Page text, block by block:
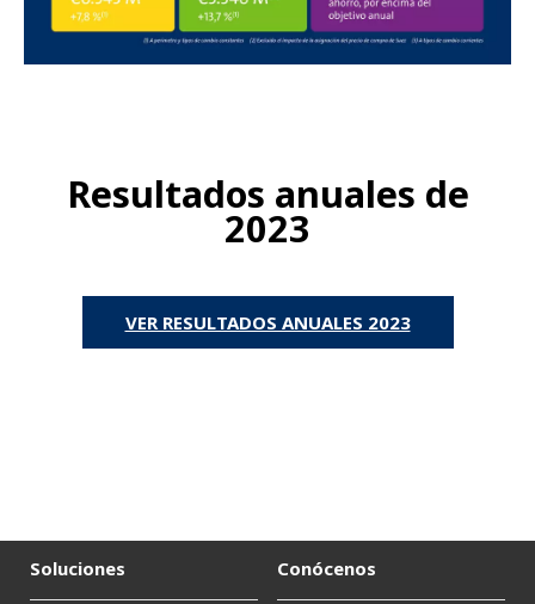
Resultados anuales de
2023
VER RESULTADOS ANUALES 2023
Soluciones Conócenos